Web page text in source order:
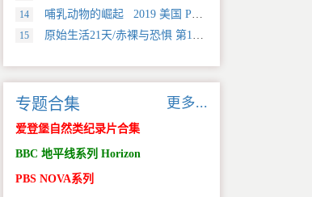
14 哺乳动物的崛起 2019 美国 PBS 自然类纪录片
15 原始生活21天/赤裸与恐惧 第18季全12集 2025 美国 Discovery 真人秀&舞台类纪录片
专题合集 更多...
爱登堡自然类纪录片合集
BBC 地平线系列 Horizon
PBS NOVA系列